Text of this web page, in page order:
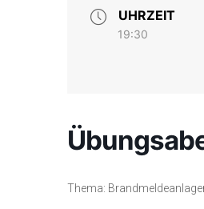
UHRZEIT
19:30
Thema: